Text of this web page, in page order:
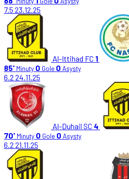
7.5 23.12.25
Al-Ittihad FC 1
85' Minuty 0 Gole 0 Asysty
6.2 24.11.25
Al-Duhail SC 4
70' Minuty 0 Gole 0 Asysty
6.2 21.11.25